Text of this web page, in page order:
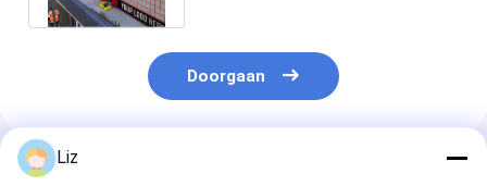
Doorgaan
Geadviseerde Producten
Liz